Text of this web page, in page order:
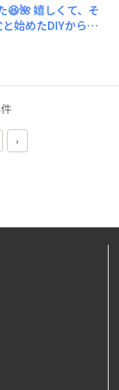
まで、お世話おか
うございます☺️💕
😆🌺 嬉しくて、そ
欲しい物を追求
え、人生が更に豊
げで😭✨ 諦めず
ら御礼申し上げま
›